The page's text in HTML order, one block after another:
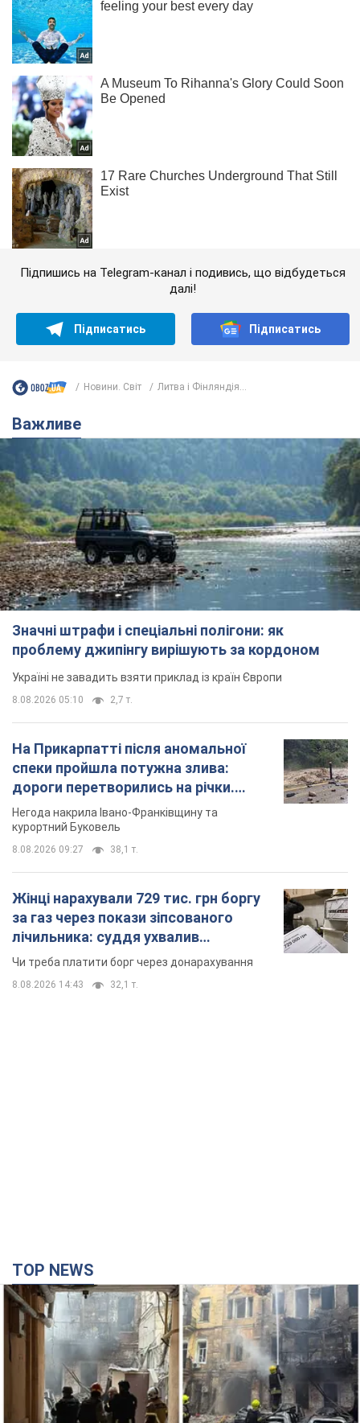
Підпишись на Telegram-канал і подивись, що відбудеться
далі!
Підписатись Підписатись
Новини. Світ Литва і Фінляндія...
Важливе
Значні штрафи і спеціальні полігони: як
проблему джипінгу вирішують за кордоном
Україні не завадить взяти приклад із країн Європи
8.08.2026 05:10 2,7 т.
На Прикарпатті після аномальної
спеки пройшла потужна злива:
дороги перетворились на річки.
Відео
Негода накрила Івано-Франківщину та
курортний Буковель
8.08.2026 09:27 38,1 т.
Жінці нарахували 729 тис. грн боргу
за газ через покази зіпсованого
лічильника: суддя ухвалив
неочікуване рішення
Чи треба платити борг через донарахування
8.08.2026 14:43 32,1 т.
TOP NEWS